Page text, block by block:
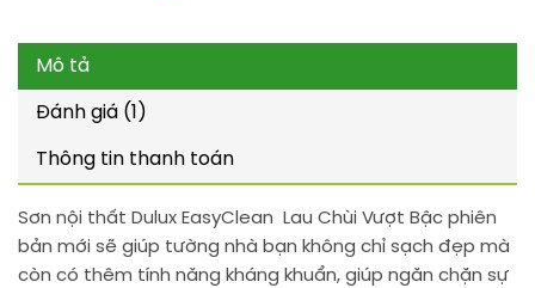
Mô tả
Đánh giá (1)
Thông tin thanh toán
Sơn nội thất Dulux EasyClean Lau Chùi Vượt Bậc phiên
bản mới sẽ giúp tường nhà bạn không chỉ sạch đẹp mà
còn có thêm tính năng kháng khuẩn, giúp ngăn chặn sự